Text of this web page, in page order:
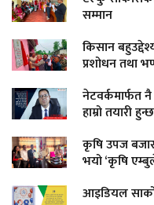
सम्मान
किसान
प्रशोधन तथा
नेटवर्कमार्फत
हाम्रो तयारी हुन्छ
कृषि उपज
भयो ‘कृषि
आइडियल